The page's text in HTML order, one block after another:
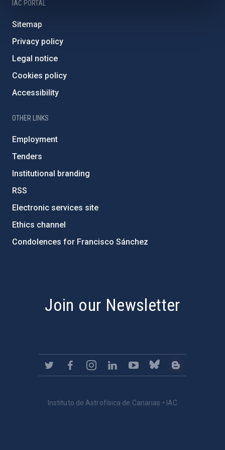
IAC PORTAL
Sitemap
Privacy policy
Legal notice
Cookies policy
Accessibility
OTHER LINKS
Employment
Tenders
Institutional branding
RSS
Electronic services site
Ethics channel
Condolences for Francisco Sánchez
Join our Newsletter
Instituto de Astrofísica de Canarias • IAC